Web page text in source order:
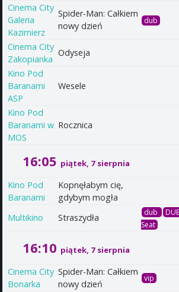
Cinema City
Galeria
Kazimierz
Spider-Man: Całkiem
nowy dzień
dub
Cinema City
Zakopianka
Odyseja
Kino Pod
Baranami
ASP
Wesele
Kino Pod
Baranami w
MOS
Rocznica
16:05 piątek, 7 sierpnia
Kino Pod
Baranami
Kopnęłabym cię,
gdybym mogła
Multikino Straszydła dub
Seat
16:10 piątek, 7 sierpnia
Cinema City
Bonarka
Spider-Man: Całkiem
nowy dzień
vip